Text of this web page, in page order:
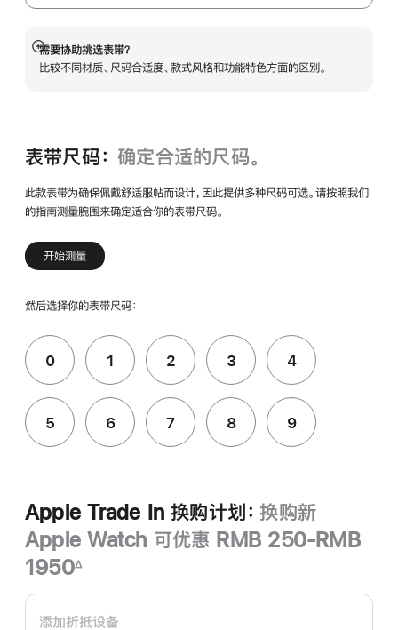
需要协助挑选表带？
比较不同材质、尺码合适度、款式风格和功能特色方面的区别。
展
开
表带尺码： 确定合适的尺码。
此款表带为确保佩戴舒适服帖而设计，因此提供多种尺码可选。请按照我们
的指南测量腕围来确定适合你的表带尺码。
开始测量
然后选择你的表带尺码：
0 1 2 3 4
5 6 7 8 9
Apple Trade In 换购计划： 换购新
Apple Watch 可优惠 RMB 250-RMB
1950
注
∆
Apple
Trade
添加折抵设备